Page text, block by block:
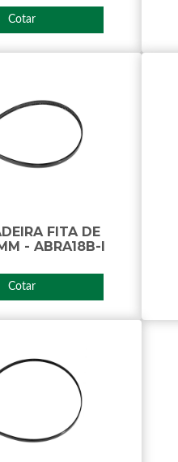
Cotar
FITA DE
- ABRA18B-I
Cotar